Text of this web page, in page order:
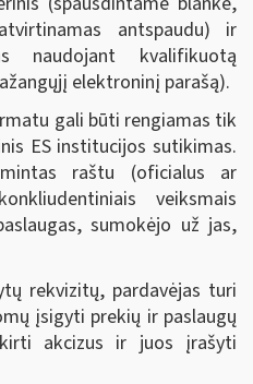
antspaudu) ir
naudojant kvalifikuotą
elektroninį parašą).
gali būti rengiamas tik
ES institucijos sutikimas.
raštu (oficialus ar
veiksmais
sumokėjo už jas,
rekvizitų, pardavėjas turi
įsigyti prekių ir paslaugų
akcizus ir juos įrašyti